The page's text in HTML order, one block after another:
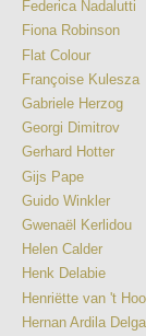
Federica Nadalutti
Fiona Robinson
Flat Colour
Françoise Kulesza
Gabriele Herzog
Georgi Dimitrov
Gerhard Hotter
Gijs Pape
Guido Winkler
Gwenaël Kerlidou
Helen Calder
Henk Delabie
Henriëtte van 't
Hernan Ardila